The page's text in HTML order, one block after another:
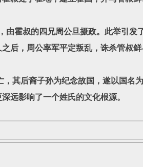
叔的四兄周公旦摄政。此举引发
后，周公率军平定叛乱，诛杀管叔
后裔子孙为纪念故国，遂以国名
远影响了一个姓氏的文化根源。